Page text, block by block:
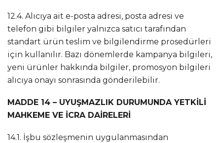
12.4. Alıcıya ait e-posta adresi, posta adresi ve
telefon gibi bilgiler yalnızca satıcı tarafından
standart ürün teslim ve bilgilendirme prosedürleri
için kullanılır. Bazı dönemlerde kampanya bilgileri,
yeni ürünler hakkında bilgiler, promosyon bilgileri
alıcıya onayı sonrasında gönderilebilir.
MADDE 14 – UYUŞMAZLIK DURUMUNDA YETKİLİ
MAHKEME VE İCRA DAİRELERİ
14.1. İşbu sözleşmenin uygulanmasından